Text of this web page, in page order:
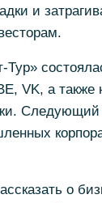
и
VK, а
о